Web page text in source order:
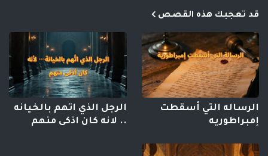
قد تعجبك هذه القصص
الرساله التي أسقطت
إمبراطوريه
الرجل الذي اتهم بالخيانه
.. لانه كان اذكى منهم